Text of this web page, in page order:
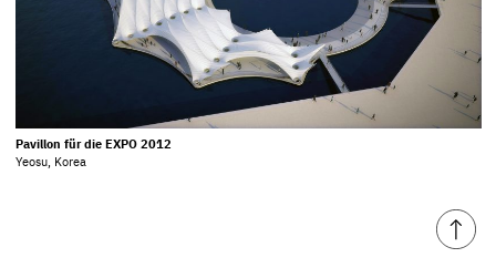
Pavillon für die EXPO 2012
Yeosu, Korea